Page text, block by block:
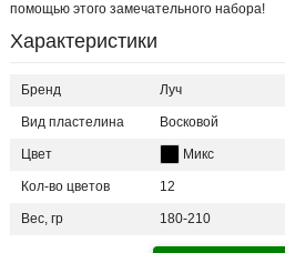
помощью этого замечательного набора!
Характеристики
Бренд Луч
Вид пластелина Восковой
Цвет Микс
Кол-во цветов 12
Вес, гр 180-210